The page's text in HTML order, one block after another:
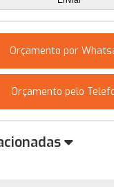
Orçamento por
Orçamento pelo